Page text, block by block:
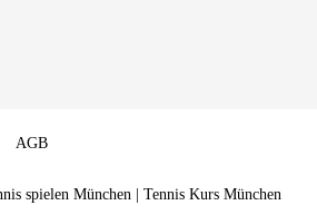
AGB
spielen München | Tennis Kurs München